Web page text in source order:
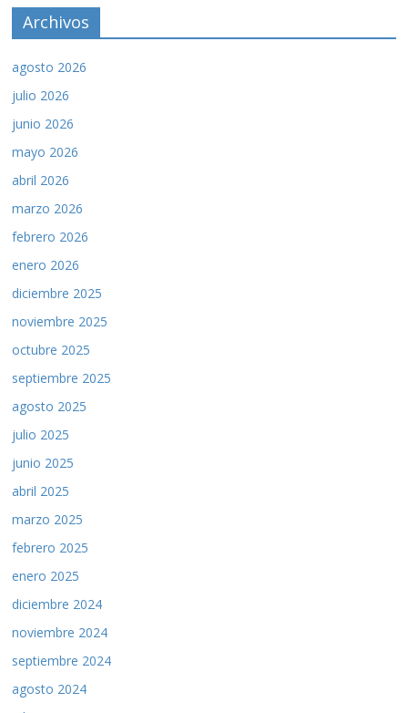
Archivos
agosto 2026
julio 2026
junio 2026
mayo 2026
abril 2026
marzo 2026
febrero 2026
enero 2026
diciembre 2025
noviembre 2025
octubre 2025
septiembre 2025
agosto 2025
julio 2025
junio 2025
abril 2025
marzo 2025
febrero 2025
enero 2025
diciembre 2024
noviembre 2024
septiembre 2024
agosto 2024